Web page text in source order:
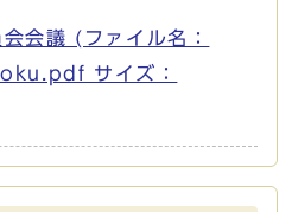
会議 (ファイル名：
サイズ：